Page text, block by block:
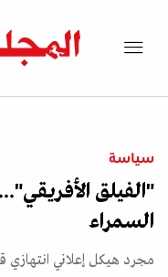
سياسة
"الفيلق
السمراء
مجرد هيكل إعلاني انتهازي